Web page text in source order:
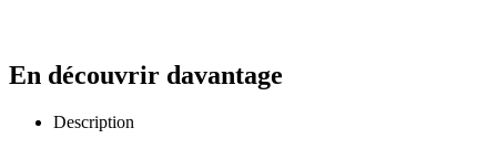
En découvrir davantage
Description